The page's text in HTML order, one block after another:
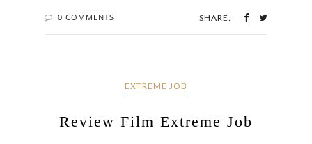
0 COMMENTS SHARE:
EXTREME JOB
Review Film Extreme Job